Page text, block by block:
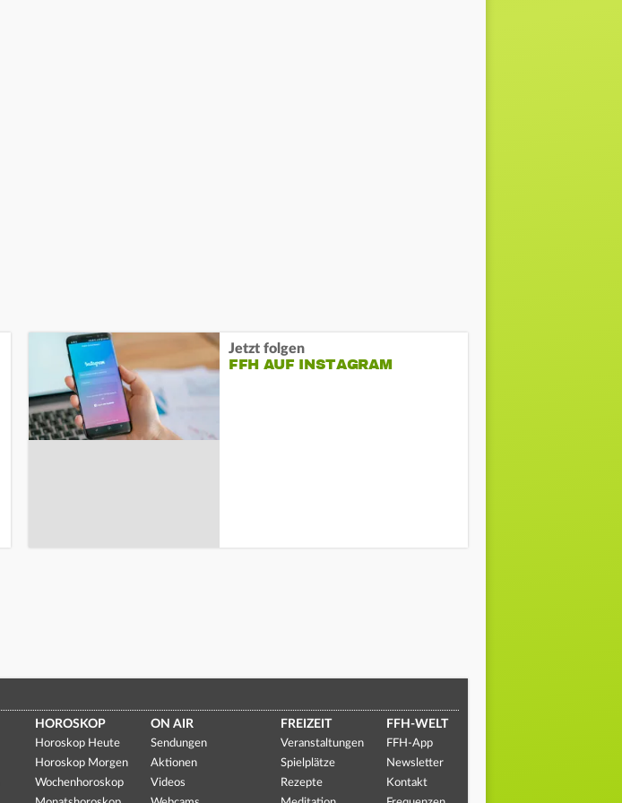
Jetzt folgen
FFH AUF INSTAGRAM
HOROSKOP
Horoskop Heute
Horoskop Morgen
Wochenhoroskop
ON AIR
Sendungen
Aktionen
Videos
FREIZEIT
Veranstaltungen
Spielplätze
Rezepte
FFH-WELT
FFH-App
Newsletter
Kontakt